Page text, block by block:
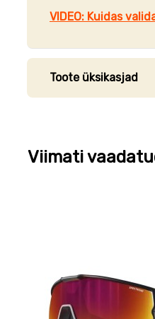
VIDEO: Kuidas
Toote üksikasjad
Viimati